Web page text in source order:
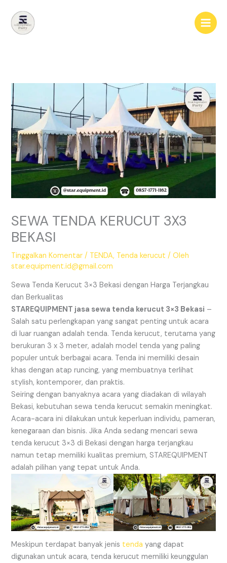
konten
SEWA TENDA KERUCUT 3X3
BEKASI
Tinggalkan Komentar / TENDA, Tenda kerucut / Oleh
star.equipment.id@gmail.com
Sewa Tenda Kerucut 3×3 Bekasi dengan Harga Terjangkau
dan Berkualitas
STAREQUIPMENT jasa sewa tenda kerucut 3×3 Bekasi –
Salah satu perlengkapan yang sangat penting untuk acara
di luar ruangan adalah tenda. Tenda kerucut, terutama yang
berukuran 3 x 3 meter, adalah model tenda yang paling
populer untuk berbagai acara. Tenda ini memiliki desain
khas dengan atap runcing, yang membuatnya terlihat
stylish, kontemporer, dan praktis.
Seiring dengan banyaknya acara yang diadakan di wilayah
Bekasi, kebutuhan sewa tenda kerucut semakin meningkat.
Acara-acara ini dilakukan untuk keperluan individu, pameran,
kenegaraan dan bisnis. Jika Anda sedang mencari sewa
tenda kerucut 3×3 di Bekasi dengan harga terjangkau
namun tetap memiliki kualitas premium, STAREQUIPMENT
adalah pilihan yang tepat untuk Anda.
Meskipun terdapat banyak jenis tendayang dapat
digunakan untuk acara, tenda kerucut memiliki keunggulan